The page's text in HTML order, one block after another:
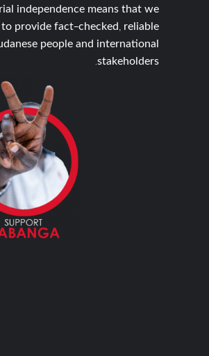
independence means that we
provide fact-checked, reliable
people and international
stakeholders.